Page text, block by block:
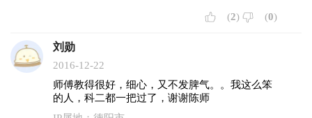
(2) (0)
刘勋
2016-12-22
师傅教得很好，细心，又不发脾气。。我这么笨
的人，科二都一把过了，谢谢陈师